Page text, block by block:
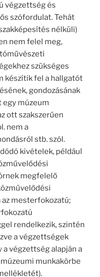
végzettség és
szófordulat. Tehát
nélküli)
nem felel meg,
szükséges
készítik fel a hallgatót
gondozásának
egy múzeum
ott szakszerűen
nem a
stb. szól.
kivételek, például
megfelelő
az mesterfokozatú;
rendelkezik, szintén
a végzettségek
végzettség alapján a
munkakörbe